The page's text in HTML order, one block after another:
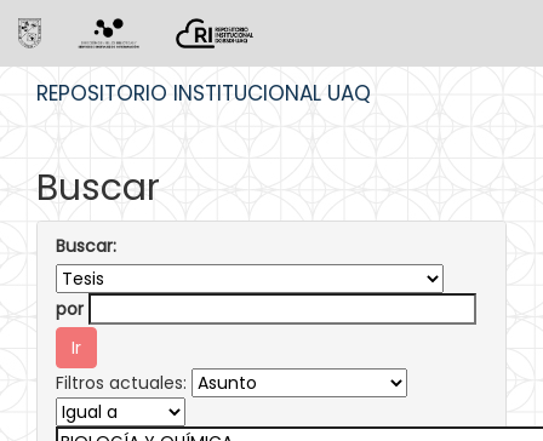
REPOSITORIO INSTITUCIONAL UAQ
Buscar
Buscar:
por
Filtros actuales: